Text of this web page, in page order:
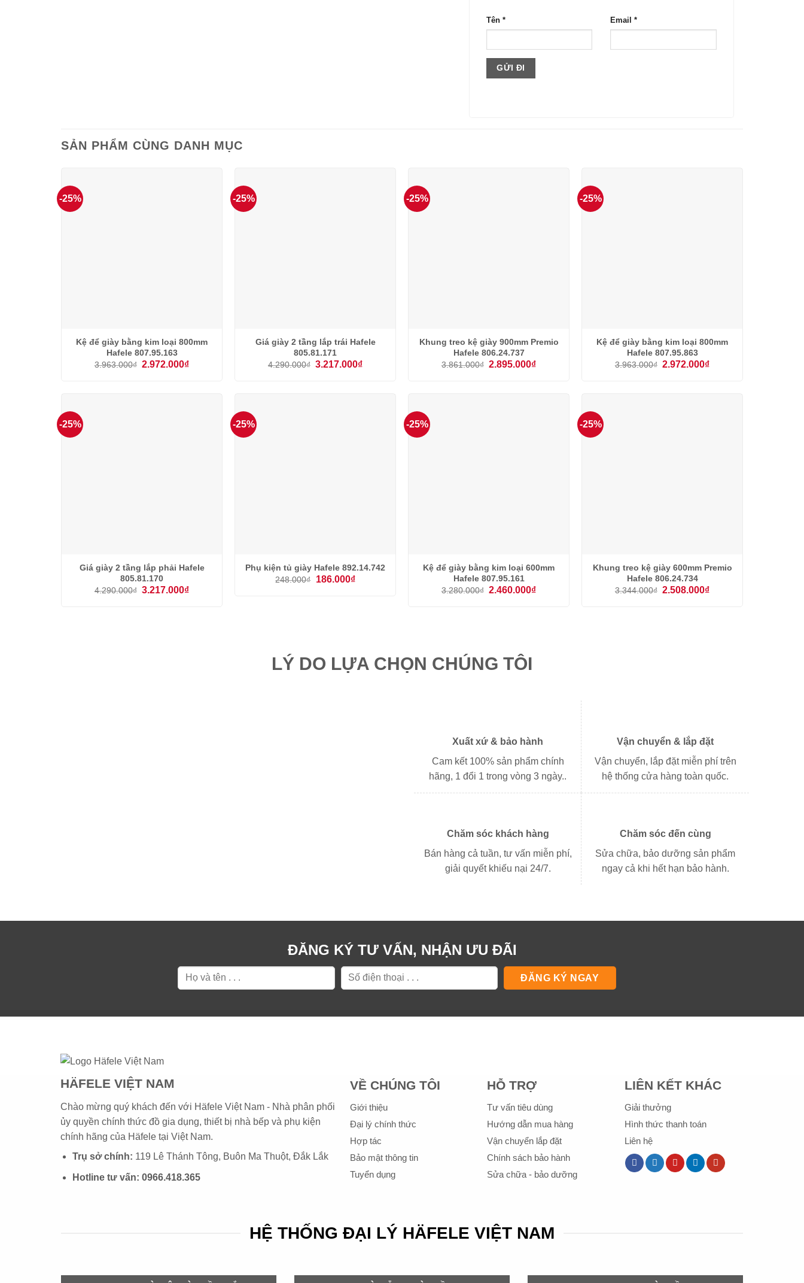
Tên * Email*
SẢN PHẨM CÙNG DANH MỤC
-25%
Kệ để giày bằng kim loại 800mm
Hafele 807.95.163
3.963.000₫ Giá
2.972.000₫Giá
2.972.000₫.
-25%
Giá giày 2 tầng lắp trái Hafele
805.81.171
4.290.000₫ Giá
3.217.000₫Giá
3.217.000₫.
-25%
Khung treo kệ giày 900mm Premio
Hafele 806.24.737
3.861.000₫ Giá
2.895.000₫Giá
2.895.000₫.
-25%
Kệ để giày bằng kim loại 800mm
Hafele 807.95.863
3.963.000₫ Giá
2.972.000₫Giá
2.972.000₫.
-25%
Giá giày 2 tầng lắp phải Hafele
805.81.170
4.290.000₫ Giá
3.217.000₫Giá
-25%
Phụ kiện tủ giày Hafele 892.14.742
248.000₫
Giá
186.000₫Giá
-25%
Kệ để giày bằng kim loại 600mm
Hafele 807.95.161
3.280.000₫ Giá
2.460.000₫Giá
-25%
Khung treo kệ giày 600mm Premio
Hafele 806.24.734
3.344.000₫ Giá
2.508.000₫Giá
LÝ DO LỰA CHỌN CHÚNG TÔI
Xuất xứ & bảo hành
Cam kết 100% sản phẩm chính
hãng, 1 đổi 1 trong vòng 3 ngày..
Vận chuyển & lắp đặt
Vận chuyển, lắp đặt miễn phí trên
hệ thống cửa hàng toàn quốc.
Chăm sóc khách hàng
Bán hàng cả tuần, tư vấn miễn phí,
giải quyết khiếu nại 24/7.
Chăm sóc đến cùng
Sửa chữa, bảo dưỡng sản phẩm
ngay cả khi hết hạn bảo hành.
ĐĂNG KÝ TƯ VẤN, NHẬN ƯU ĐÃI
HÄFELE VIỆT NAM
Chào mừng quý khách đến với Häfele Việt Nam - Nhà phân phối
ủy quyền chính thức đồ gia dụng, thiết bị nhà bếp và phụ kiện
chính hãng của Häfeletại Việt Nam.
Trụ sở chính: 119 Lê Thánh Tông, Buôn Ma Thuột, Đắk Lắk
Hotline tư vấn:0966.418.365
VỀ CHÚNG TÔI
Giới thiệu
Đại lý chính thức
Hợp tác
Bảo mật thông tin
Tuyển dụng
HỖ TRỢ
Tư vấn tiêu dùng
Hướng dẫn mua hàng
Vận chuyển lắp đặt
Chính sách bảo hành
Sửa chữa - bảo dưỡng
LIÊN KẾT KHÁC
Giải thưởng
Hình thức thanh toán
Liên hệ
HỆ THỐNG ĐẠI LÝ HÄFELE VIỆT NAM